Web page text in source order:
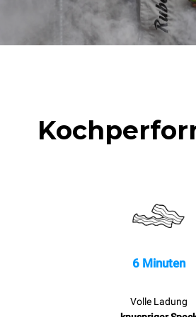
1 volle Ofenladung
Bratkartoffeln
3 volle Ofenladungen mit
Dampf gegart
6 Minuten
Volle Ladung